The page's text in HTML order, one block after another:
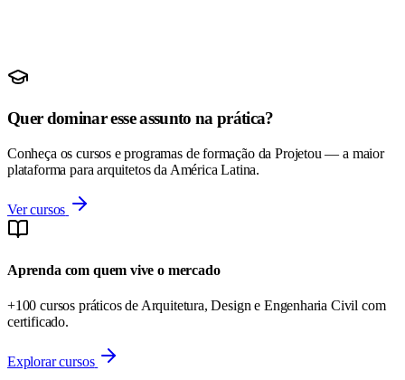
Quer dominar esse assunto na prática?
Conheça os cursos e programas de formação da Projetou — a maior
plataforma para arquitetos da América Latina.
Ver cursos
Aprenda com quem vive o mercado
+100 cursos práticos de Arquitetura, Design e Engenharia Civil com
certificado.
Explorar cursos